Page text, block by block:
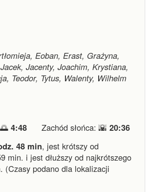
Eoban, Erast, Grażyna,
Jacenty, Joachim, Krystiana,
Teodor, Tytus, Walenty, Wilhelm
4:48 Zachód słońca: 🌇 20:36
48 min, jest krótszy od
min. i jest dłuższy od najkrótszego
(Czasy podano dla lokalizacji